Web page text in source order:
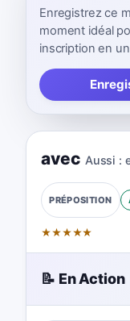
Enregistrez ce
moment idéal
inscription en
avec Aussi :
PRÉPOSITION
★★★★★
📝 En Action